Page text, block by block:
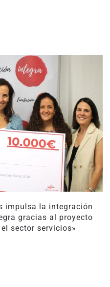
impulsa la integración
gracias al proyecto
sector servicios»